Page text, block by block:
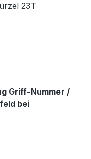
23T
Griff-Nummer /
bei